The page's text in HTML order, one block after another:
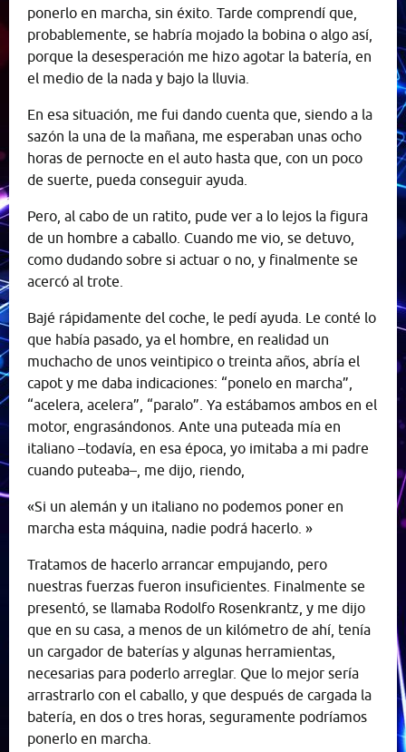
ponerlo en marcha, sin éxito. Tarde comprendí que,
probablemente, se habría mojado la bobina o algo así,
porque la desesperación me hizo agotar la batería, en
el medio de la nada y bajo la lluvia.
En esa situación, me fui dando cuenta que, siendo a la
sazón la una de la mañana, me esperaban unas ocho
horas de pernocte en el auto hasta que, con un poco
de suerte, pueda conseguir ayuda.
Pero, al cabo de un ratito, pude ver a lo lejos la figura
de un hombre a caballo. Cuando me vio, se detuvo,
como dudando sobre si actuar o no, y finalmente se
acercó al trote.
Bajé rápidamente del coche, le pedí ayuda. Le conté lo
que había pasado, ya el hombre, en realidad un
muchacho de unos veintipico o treinta años, abría el
capot y me daba indicaciones: “ponelo en marcha”,
“acelera, acelera”, “paralo”. Ya estábamos ambos en el
motor, engrasándonos. Ante una puteada mía en
italiano –todavía, en esa época, yo imitaba a mi padre
cuando puteaba–, me dijo, riendo,
«Si un alemán y un italiano no podemos poner en
marcha esta máquina, nadie podrá hacerlo. »
Tratamos de hacerlo arrancar empujando, pero
nuestras fuerzas fueron insuficientes. Finalmente se
presentó, se llamaba Rodolfo Rosenkrantz, y me dijo
que en su casa, a menos de un kilómetro de ahí, tenía
un cargador de baterías y algunas herramientas,
necesarias para poderlo arreglar. Que lo mejor sería
arrastrarlo con el caballo, y que después de cargada la
batería, en dos o tres horas, seguramente podríamos
ponerlo en marcha.